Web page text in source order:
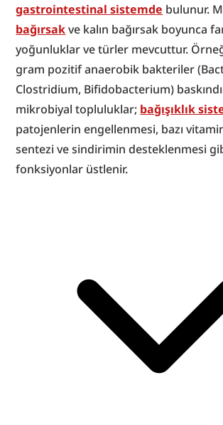
gastrointestinal sistemde
bağırsak ve kalın bağırsak boyunca
yoğunluklar ve türler mevcuttur.
gram pozitif anaerobik bakteriler
Clostridium, Bifidobacterium)
mikrobiyal topluluklar; bağışıklık
patojenlerin engellenmesi, bazı
sentezi ve sindirimin desteklenmesi
fonksiyonlar üstlenir.